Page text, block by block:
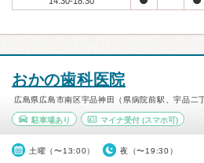
おかの歯科医院
広島県広島市南区宇品神田（県病院前駅、宇品二
駐車場あり マイナ受付(スマホ可)
土曜（〜13:00） 夜（〜19:30）